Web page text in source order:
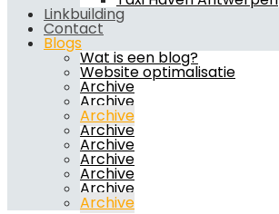
Linkbuilding
Contact
Blogs
Wat is een blog?
Website optimalisatie
Archive
Archive
Archive
Archive
Archive
Archive
Archive
Archive
Archive